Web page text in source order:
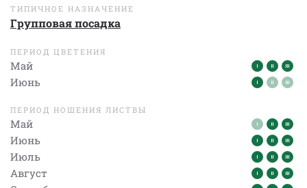
ТИПИЧНОЕ НАЗНАЧЕНИЕ
Групповая посадка
ПЕРИОД ЦВЕТЕНИЯ
Май
Июнь
ПЕРИОД НОШЕНИЯ ЛИСТВЫ
Май
Июнь
Июль
Август